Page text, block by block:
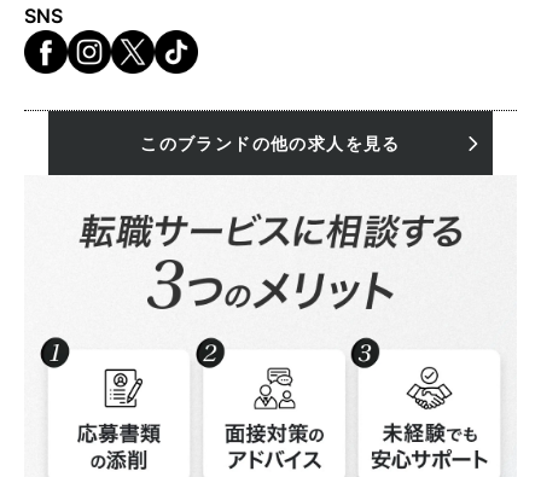
SNS
このブランドの他の求人を見る